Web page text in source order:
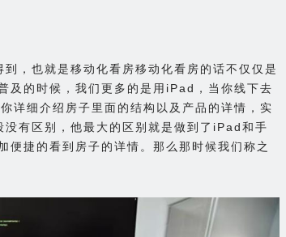
，也就是移动化看房移动化看房的话不仅仅是
及的时候，我们更多的是用iPad，当你线下去
详细介绍房子里面的结构以及产品的详情，实
有区别，他最大的区别就是做到了iPad和手
便捷的看到房子的详情。那么那时候我们称之